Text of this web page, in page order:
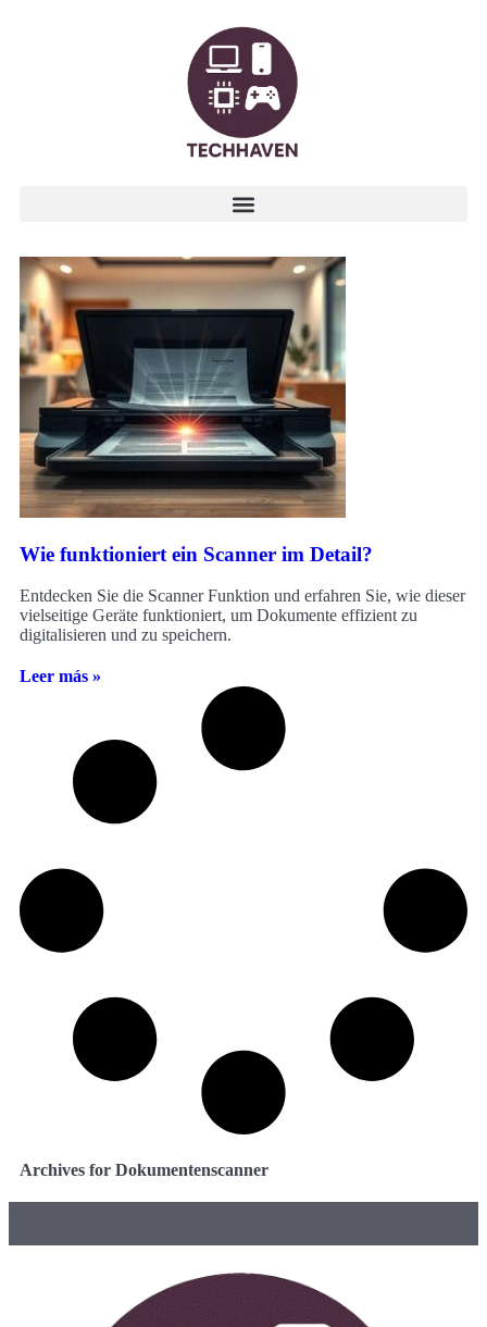
Wie funktioniert ein Scanner im Detail?
Entdecken Sie die Scanner Funktion und erfahren Sie, wie dieser
vielseitige Geräte funktioniert, um Dokumente effizient zu
digitalisieren und zu speichern.
Leer más »
Archives for Dokumentenscanner